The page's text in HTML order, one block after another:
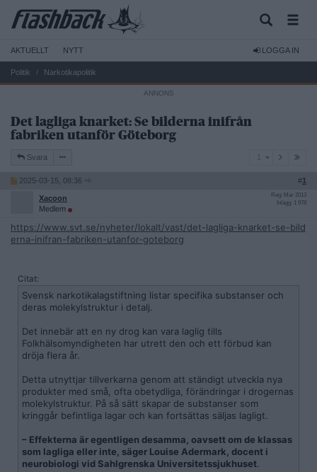
AKTUELLT NYTT LOGGA IN
Politik Narkotikapolitik
Det lagliga knarket: Se bilderna inifrån
fabriken utanför Göteborg
Svara
2025-03-15, 08:36 #1
Xacoon
Medlem
Reg: Mar 2013
Inlägg: 1 978
https://www.svt.se/nyheter/lokalt/vast/det-lagliga-knarket-se-bild
erna-inifran-fabriken-utanfor-goteborg
Citat:
Svensk narkotikalagstiftning listar specifika substanser och
deras molekylstruktur i detalj.
Det innebär att en ny drog kan vara laglig tills
Folkhälsomyndigheten har utrett den och ett förbud kan
dröja flera år.
Detta utnyttjar tillverkarna genom att ständigt utveckla nya
produkter med små, ofta obetydliga, förändringar i drogernas
molekylstruktur. På så sätt skapar de substanser som
kringgår befintliga lagar och kan fortsättas säljas lagligt.
– Effekterna är egentligen desamma, oavsett om de klassas
som lagliga eller inte, säger Louise Adermark, docent i
neurobiologi vid Sahlgrenska Universitetssjukhuset